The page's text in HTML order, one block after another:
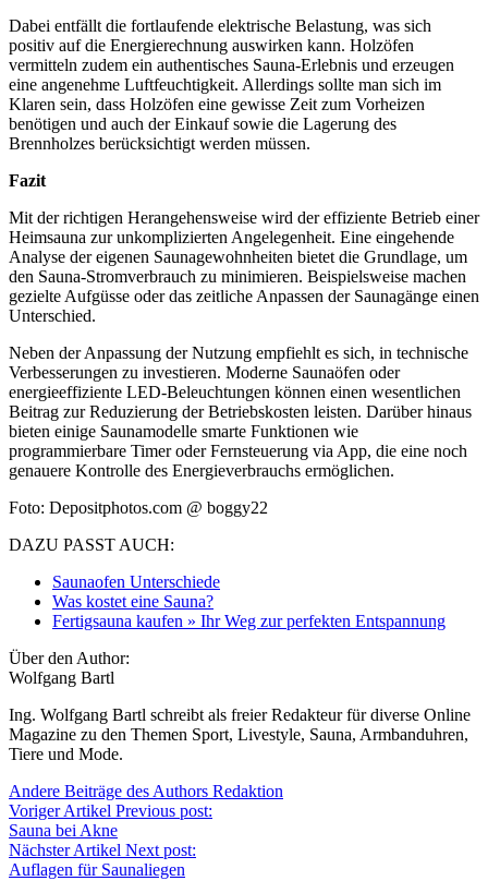
Dabei entfällt die fortlaufende elektrische Belastung, was sich
positiv auf die Energierechnung auswirken kann. Holzöfen
vermitteln zudem ein authentisches Sauna-Erlebnis und erzeugen
eine angenehme Luftfeuchtigkeit. Allerdings sollte man sich im
Klaren sein, dass Holzöfen eine gewisse Zeit zum Vorheizen
benötigen und auch der Einkauf sowie die Lagerung des
Brennholzes berücksichtigt werden müssen.
Fazit
Mit der richtigen Herangehensweise wird der effiziente Betrieb einer
Heimsauna zur unkomplizierten Angelegenheit. Eine eingehende
Analyse der eigenen Saunagewohnheiten bietet die Grundlage, um
den Sauna-Stromverbrauch zu minimieren. Beispielsweise machen
gezielte Aufgüsse oder das zeitliche Anpassen der Saunagänge einen
Unterschied.
Neben der Anpassung der Nutzung empfiehlt es sich, in technische
Verbesserungen zu investieren. Moderne Saunaöfen oder
energieeffiziente LED-Beleuchtungen können einen wesentlichen
Beitrag zur Reduzierung der Betriebskosten leisten. Darüber hinaus
bieten einige Saunamodelle smarte Funktionen wie
programmierbare Timer oder Fernsteuerung via App, die eine noch
genauere Kontrolle des Energieverbrauchs ermöglichen.
Foto: Depositphotos.com @ boggy22
DAZU PASST AUCH:
Saunaofen Unterschiede
Was kostet eine Sauna?
Fertigsauna kaufen » Ihr Weg zur perfekten Entspannung
Über den Author:
Wolfgang Bartl
Ing. Wolfgang Bartl schreibt als freier Redakteur für diverse Online
Magazine zu den Themen Sport, Livestyle, Sauna, Armbanduhren,
Tiere und Mode.
Andere Beiträge des Authors Redaktion
Voriger Artikel Previous post:
Sauna bei Akne
Nächster Artikel Next post:
Auflagen für Saunaliegen